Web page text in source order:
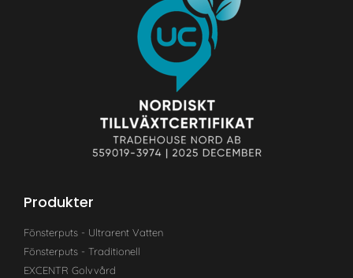
Produkter
Fönsterputs - Ultrarent Vatten
Fönsterputs - Traditionell
EXCENTR Golvvård